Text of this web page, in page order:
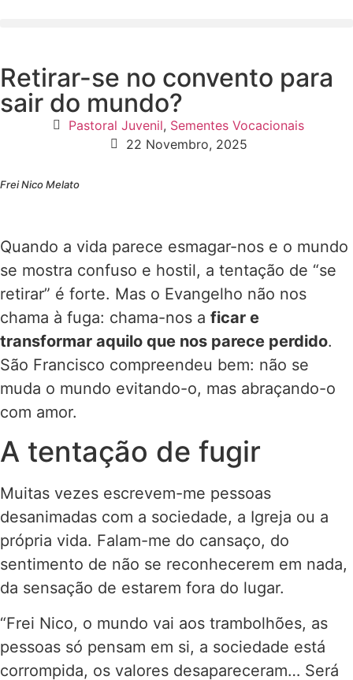
Retirar-se no convento para
sair do mundo?
Pastoral Juvenil, Sementes Vocacionais
22 Novembro, 2025
Frei Nico Melato
Quando a vida parece esmagar-nos e o mundo
se mostra confuso e hostil, a tentação de “se
retirar” é forte. Mas o Evangelho não nos
chama à fuga: chama-nos a ficar e
transformar aquilo que nos parece perdido.
São Francisco compreendeu bem: não se
muda o mundo evitando-o, mas abraçando-o
com amor.
A tentação de fugir
Muitas vezes escrevem-me pessoas
desanimadas com a sociedade, a Igreja ou a
própria vida. Falam-me do cansaço, do
sentimento de não se reconhecerem em nada,
da sensação de estarem fora do lugar.
“Frei Nico, o mundo vai aos trambolhões, as
pessoas só pensam em si, a sociedade está
corrompida, os valores desapareceram… Será